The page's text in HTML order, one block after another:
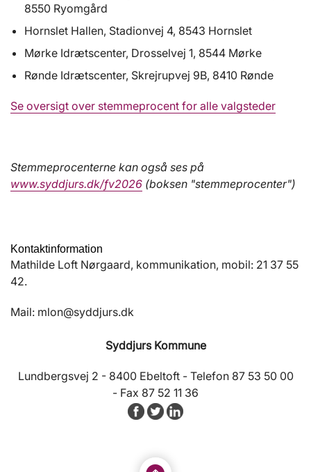
8550 Ryomgård
Hornslet Hallen, Stadionvej 4, 8543 Hornslet
Mørke Idrætscenter, Drosselvej 1, 8544 Mørke
Rønde Idrætscenter, Skrejrupvej 9B, 8410 Rønde
Se oversigt over stemmeprocent for alle valgsteder
Stemmeprocenterne kan også ses på
www.syddjurs.dk/fv2026 (boksen "stemmeprocenter")
Kontaktinformation
Mathilde Loft Nørgaard, kommunikation, mobil: 21 37 55
42.
Mail: mlon@syddjurs.dk
Syddjurs Kommune
Lundbergsvej 2 - 8400 Ebeltoft - Telefon 87 53 50 00
- Fax 87 52 11 36